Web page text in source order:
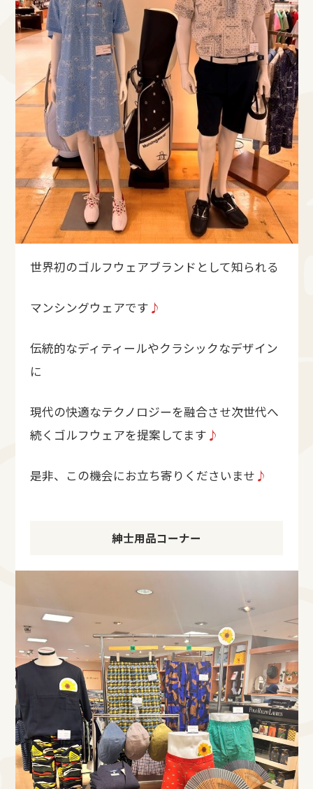
世界初のゴルフウェアブランドとして知られる
マンシングウェアです ♪
伝統的なディティールやクラシックなデザイン
に
現代の快適なテクノロジーを融合させ次世代へ
続くゴルフウェアを提案してます ♪
是非、この機会にお立ち寄りくださいませ ♪
紳士用品コーナー